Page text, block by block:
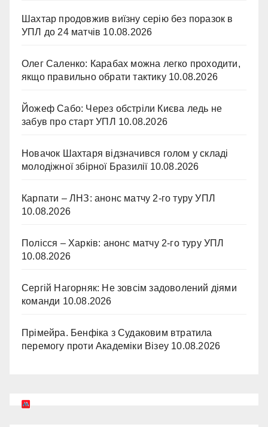
Шахтар продовжив виїзну серію без поразок в
УПЛ до 24 матчів 10.08.2026
Олег Саленко: Карабах можна легко проходити,
якщо правильно обрати тактику 10.08.2026
Йожеф Сабо: Через обстріли Києва ледь не
забув про старт УПЛ 10.08.2026
Новачок Шахтаря відзначився голом у складі
молодіжної збірної Бразилії 10.08.2026
Карпати – ЛНЗ: анонс матчу 2-го туру УПЛ
10.08.2026
Полісся – Харків: анонс матчу 2-го туру УПЛ
10.08.2026
Сергій Нагорняк: Не зовсім задоволений діями
команди 10.08.2026
Прімейра. Бенфіка з Судаковим втратила
перемогу проти Академіки Візеу 10.08.2026